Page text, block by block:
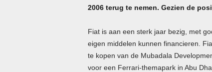
2006 terug te nemen. Gezien de
Fiat is aan een sterk jaar bezig, met
eigen middelen kunnen financieren.
te kopen van de Mubadala
voor een Ferrari-themapark in Abu